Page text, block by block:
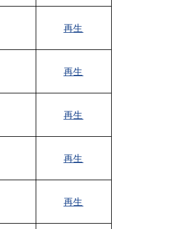
再生
再生
再生
再生
再生